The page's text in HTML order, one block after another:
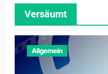
Versäumt
Allgemein